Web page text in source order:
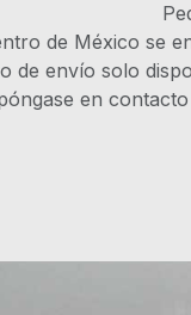
Pedidos
de México se
de envío solo
en